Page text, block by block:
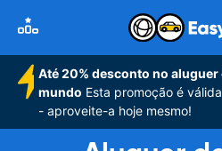
Até 20% desconto no
mundo Esta promoção é
- aproveite-a hoje mesmo!